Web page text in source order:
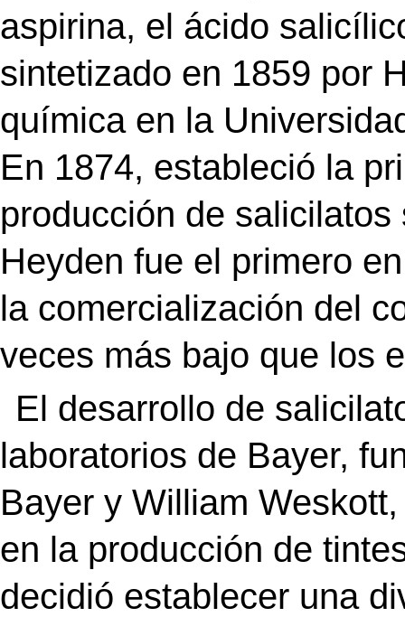
aspirina, el ácido
sintetizado en 1859 por
química en la
En 1874, estableció la
producción de
Heyden fue el primero
la comercialización del
veces más bajo que los
El desarrollo de
laboratorios de Bayer,
Bayer y William
en la producción de
decidió establecer una